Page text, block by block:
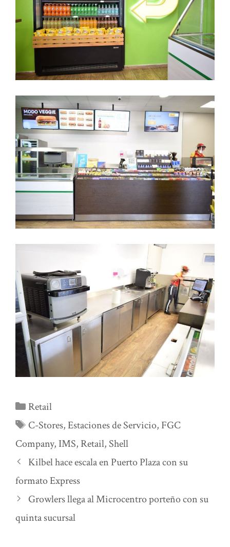
Categorías
Retail
Etiquetas
C-Stores,Estaciones de Servicio, FGC
Company, IMS, Retail, Shell
Kilbel hace escala en Puerto Plaza con su
formato Express
Growlers llega al Microcentro porteño con su
quinta sucursal